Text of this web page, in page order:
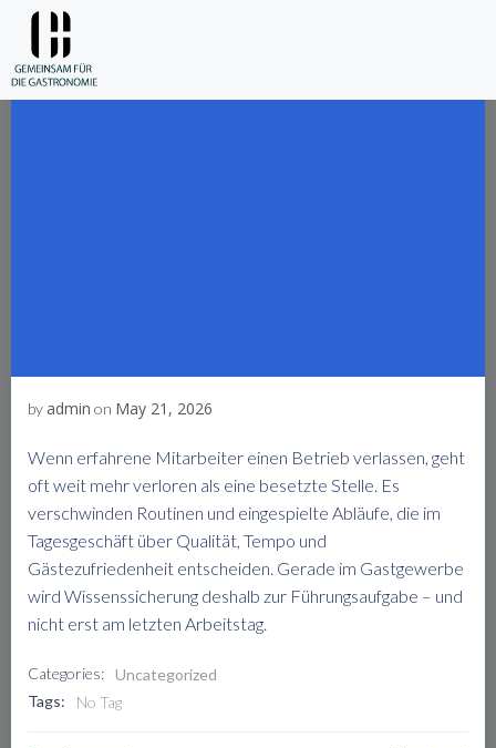
by admin on May 21, 2026
Wenn erfahrene Mitarbeiter einen Betrieb verlassen, geht
oft weit mehr verloren als eine besetzte Stelle. Es
verschwinden Routinen und eingespielte Abläufe, die im
Tagesgeschäft über Qualität, Tempo und
Gästezufriedenheit entscheiden. Gerade im Gastgewerbe
wird Wissenssicherung deshalb zur Führungsaufgabe – und
nicht erst am letzten Arbeitstag.
Categories: Uncategorized
Tags:
No Tag